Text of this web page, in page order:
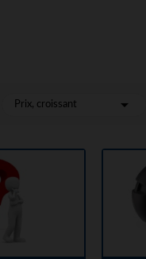
Prix, croissant 